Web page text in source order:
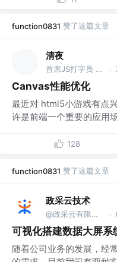
function0831 赞了这篇文章
清夜
首席JS打字员 @字节跳动 ·
Canvas性能优化
最近对 html5小游戏有点
许是前端一个重要的应用
128
function0831 赞了这篇文章
政采云技术
@政采云有限公司@政采云技术 ·
可视化搭建数据大屏系
随着公司业务的发展，经